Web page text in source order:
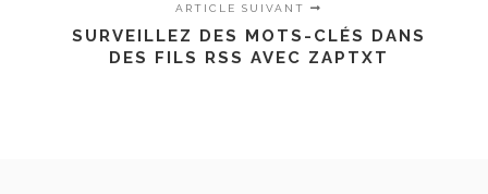
ARTICLE SUIVANT
SURVEILLEZ DES MOTS-CLÉS DANS
DES FILS RSS AVEC ZAPTXT